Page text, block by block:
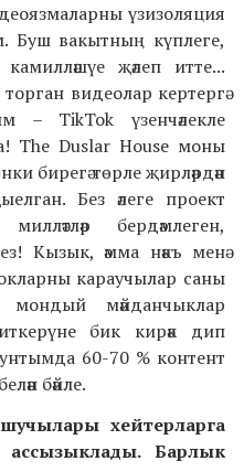
үзизоляция
Буш вакытның күплеге,
җәлеп итте...
видеолар кертергә
– TikTok үзенчәлекле
The Duslar House моны
бирегә төрле җирләрдән
Без әлеге проект
бердәмлеген,
Кызык, әмма нәкъ менә
караучылар саны
мәйданчыклар
бик кирәк дип
60-70 % контент
бәйле.
хейтерларга
Барлык